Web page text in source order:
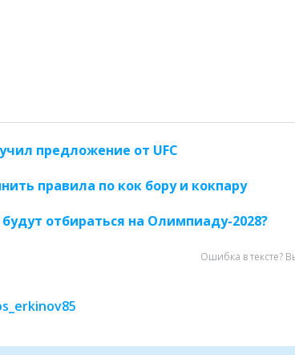
предложение от UFC
правила по кок бору и кокпару
отбираться на Олимпиаду-2028?
Ошибка в тексте?